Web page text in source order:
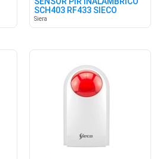
SCH403 RF433 SIECO
Siera